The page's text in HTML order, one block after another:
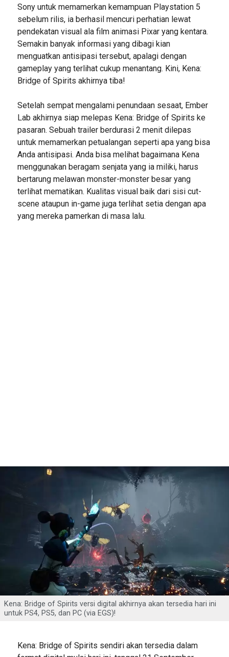
Sony untuk memamerkan kemampuan Playstation 5
sebelum rilis, ia berhasil mencuri perhatian lewat
pendekatan visual ala film animasi Pixar yang kentara.
Semakin banyak informasi yang dibagi kian
menguatkan antisipasi tersebut, apalagi dengan
gameplay yang terlihat cukup menantang. Kini, Kena:
Bridge of Spirits akhirnya tiba!
Setelah sempat mengalami penundaan sesaat, Ember
Lab akhirnya siap melepas Kena: Bridge of Spirits ke
pasaran. Sebuah trailer berdurasi 2 menit dilepas
untuk memamerkan petualangan seperti apa yang bisa
Anda antisipasi. Anda bisa melihat bagaimana Kena
menggunakan beragam senjata yang ia miliki, harus
bertarung melawan monster-monster besar yang
terlihat mematikan. Kualitas visual baik dari sisi cut-
scene ataupun in-game juga terlihat setia dengan apa
yang mereka pamerkan di masa lalu.
Kena: Bridge of Spirits versi digital akhirnya akan tersedia hari ini
untuk PS4, PS5, dan PC (via EGS)!
Kena: Bridge of Spirits sendiri akan tersedia dalam